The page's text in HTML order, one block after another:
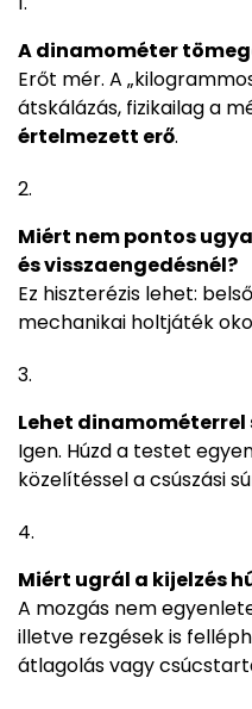
A dinamométer
Erőt mér. A
átskálázás, fizikailag a
értelmezett erő.
Miért nem pontos
és visszaengedésnél?
Ez hiszterézis lehet:
mechanikai holtjáték
Lehet
Igen. Húzd a testet
közelítéssel a csúszási
Miért ugrál a kijelzés
A mozgás nem
illetve rezgések is
átlagolás vagy